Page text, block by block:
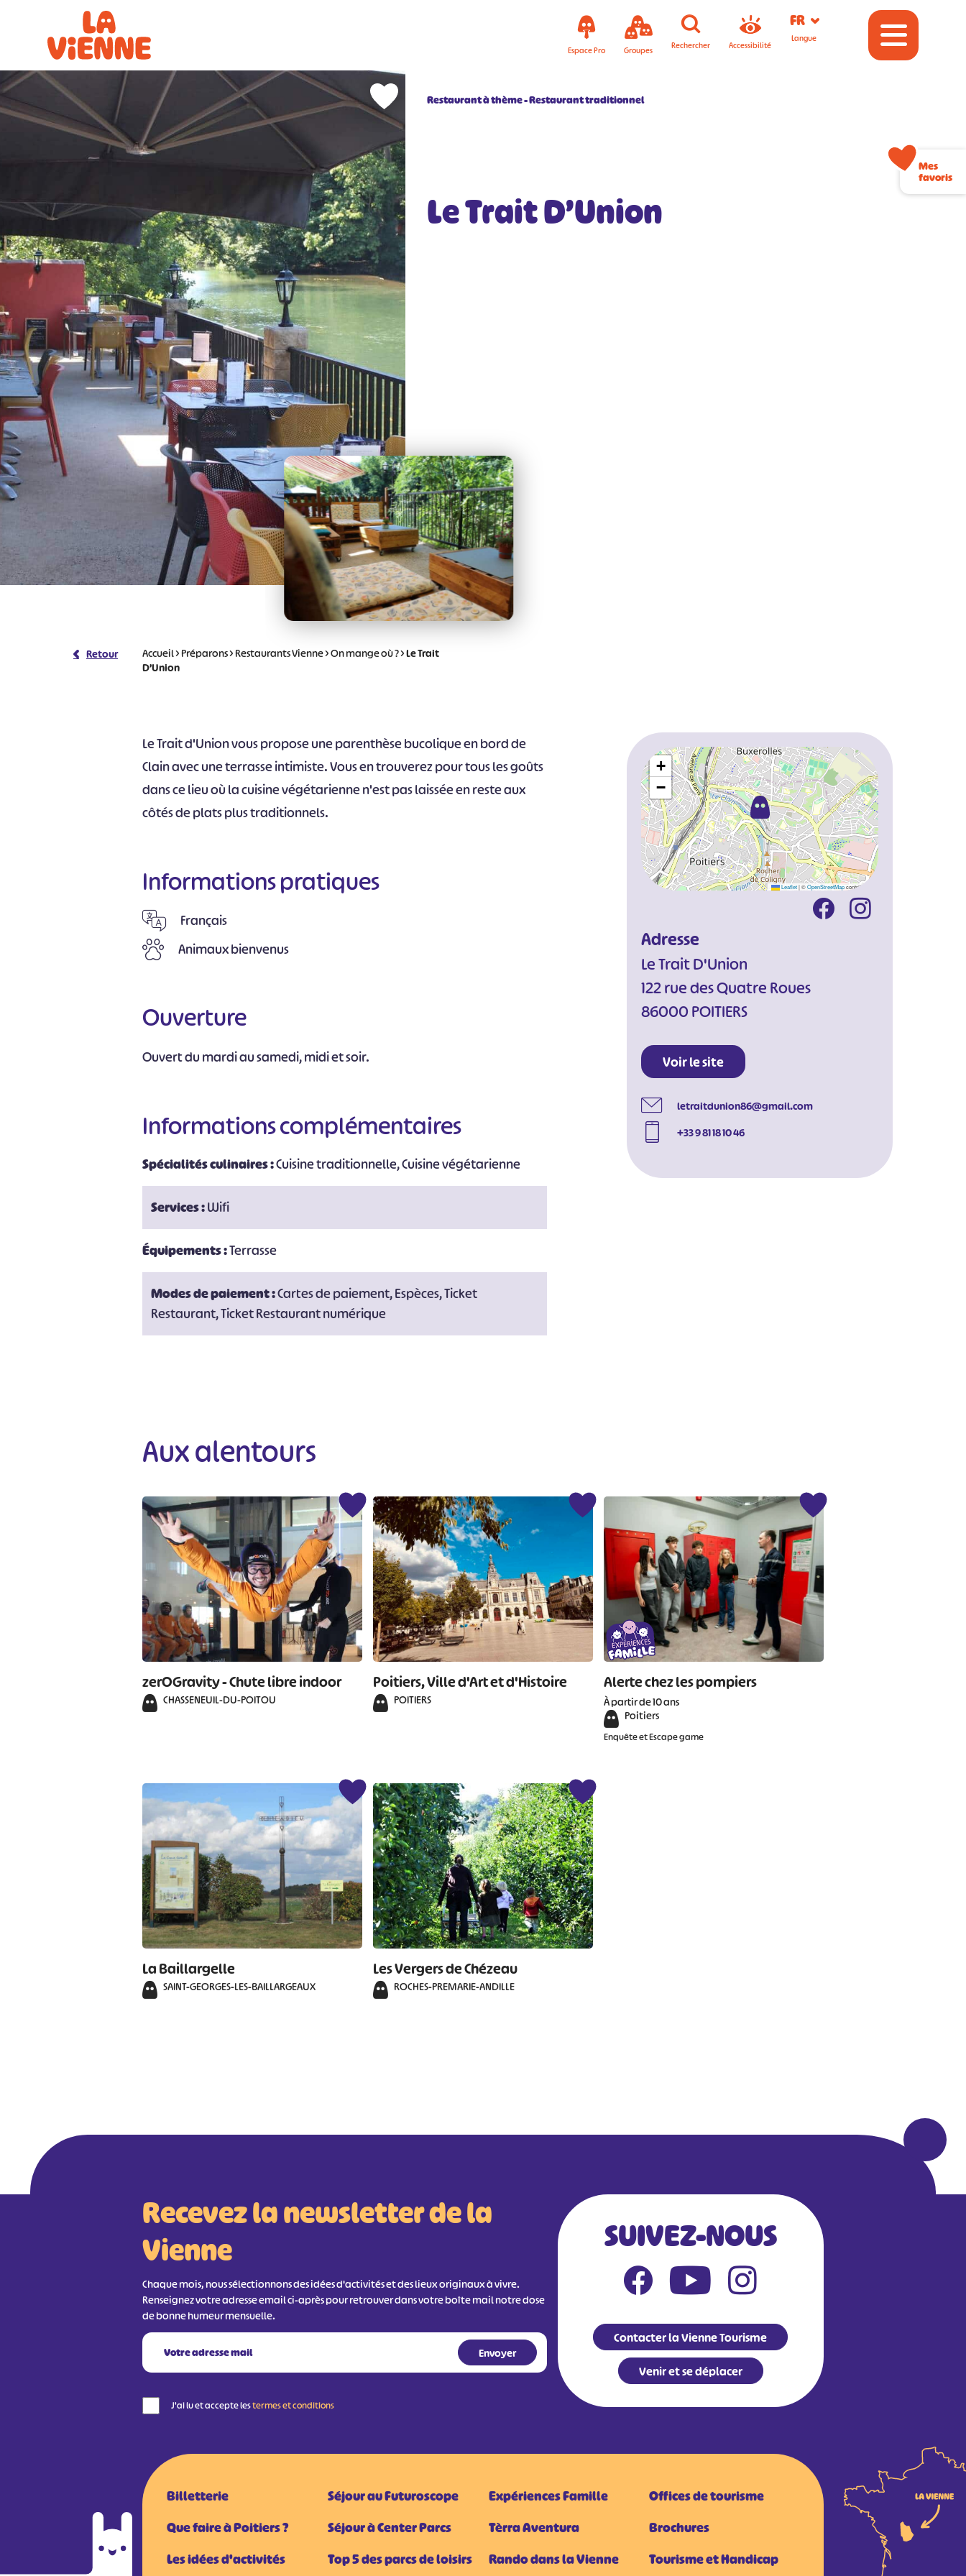
Espace Pro Groupes Rechercher Accessibilité
FR
Langue
Restaurant à thème Restaurant traditionnel
Le Trait D’Union
Retour Accueil>Préparons>Restaurants Vienne>On mange où ?>Le Trait
D’Union
Le Trait d'Union vous propose une parenthèse bucolique en bord de
Clain avec une terrasse intimiste. Vous en trouverez pour tous les goûts
dans ce lieu où la cuisine végétarienne n'est pas laissée en reste aux
côtés de plats plus traditionnels.
Informations pratiques
Français
Animaux bienvenus
Ouverture
Ouvert du mardi au samedi, midi et soir.
Informations complémentaires
Spécialités culinaires :Cuisine traditionnelle, Cuisine végétarienne
Services :Wifi
Équipements :Terrasse
Modes de paiement :Cartes de paiement, Espèces, Ticket
Restaurant, Ticket Restaurant numérique
+
−
Leaflet|©OpenStreetMapcontributors
Adresse
Le Trait D'Union
122 rue des Quatre Roues
86000 POITIERS
Voir le site
letraitdunion86@gmail.com
+33 9 81 18 10 46
Aux alentours
zerOGravity - Chute libre indoor
CHASSENEUIL-DU-POITOU
Poitiers, Ville d'Art et d'Histoire
POITIERS
Alerte chez les pompiers
À partir de 10 ans
Poitiers
Enquête et Escape game
La Baillargelle
SAINT-GEORGES-LES-BAILLARGEAUX
Les Vergers de Chézeau
ROCHES-PREMARIE-ANDILLE
Recevez la newsletter de la
Vienne
Chaque mois, nous sélectionnons des idées d'activités et des lieux originaux à vivre.
Renseignez votre adresse email ci-après pour retrouver dans votre boîte mail notre dose
de bonne humeur mensuelle.
J'ai lu et accepte lestermes et conditions
SUIVEZ-NOUS
Contacter la Vienne Tourisme
Venir et se déplacer
Billetterie
Que faire à Poitiers ?
Les idées d'activités
Séjour au Futuroscope
Séjour à Center Parcs
Top 5 des parcs de loisirs
Expériences Famille
Tèrra Aventura
Rando dans la Vienne
Offices de tourisme
Brochures
Tourisme et Handicap
# # #
#
Mes
favoris
Panneau de gestion des cookies